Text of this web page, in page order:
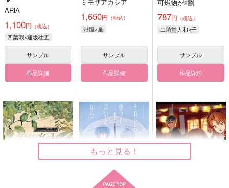
ARiA
1,100円 （税込）
四葉環×逢坂壮五
サンプル
作品詳細
1,650円 （税込）
丹恒×星
サンプル
作品詳細
可燃物が2割
787円 （税込）
二階堂大和×千
サンプル
作品詳細
もっと見る！